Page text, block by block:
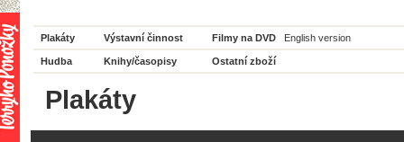
Plakáty Výstavní činnost Filmy na DVD English version
Hudba Knihy/časopisy Ostatní zboží
Plakáty